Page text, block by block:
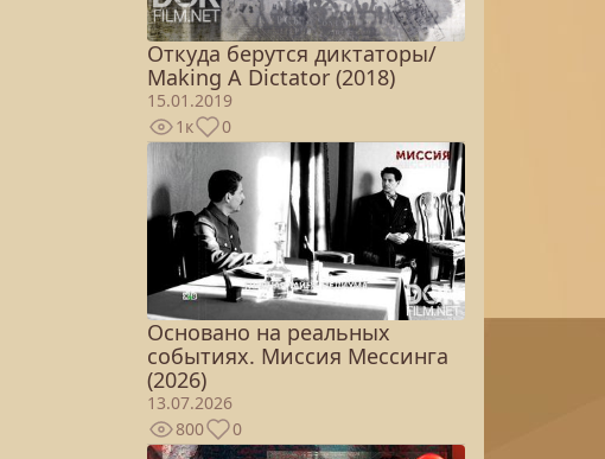
Откуда берутся диктаторы/
Making A Dictator (2018)
15.01.2019
1к
0
Основано на реальных
событиях. Миссия Мессинга
(2026)
13.07.2026
800
0